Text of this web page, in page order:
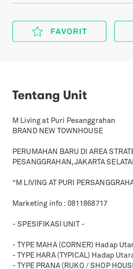
Tentang Unit
M Living at Puri Pesanggrahan
BRAND NEW TOWNHOUSE
PERUMAHAN BARU DI AREA
PESANGGRAHAN, JAKARTA
“M LIVING AT PURI
Marketing info : 0811868717
- SPESIFIKASI UNIT -
- TYPE MAHA (CORNER) Hadap
- TYPE HARA (TYPICAL) Hadap
- TYPE PRANA (RUKO / SHOP